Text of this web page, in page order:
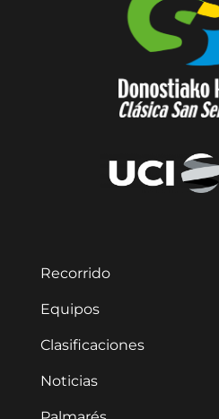
Recorrido
Equipos
Clasificaciones
Noticias